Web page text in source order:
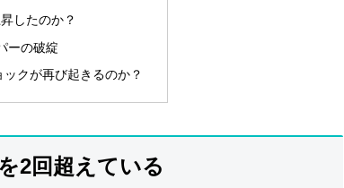
したのか？
ーの破綻
クが再び起きるのか？
2回超えている